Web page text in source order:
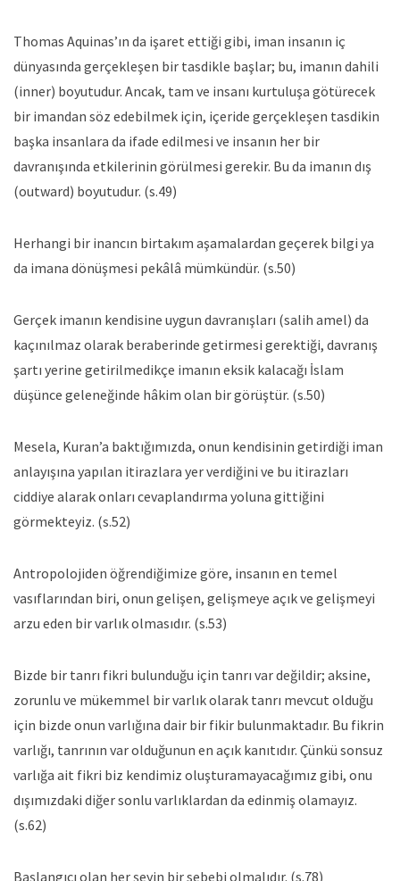
Thomas Aquinas’ın da işaret ettiği gibi, iman insanın iç
dünyasında gerçekleşen bir tasdikle başlar; bu, imanın dahili
(inner) boyutudur. Ancak, tam ve insanı kurtuluşa götürecek
bir imandan söz edebilmek için, içeride gerçekleşen tasdikin
başka insanlara da ifade edilmesi ve insanın her bir
davranışında etkilerinin görülmesi gerekir. Bu da imanın dış
(outward) boyutudur. (s.49)
Herhangi bir inancın birtakım aşamalardan geçerek bilgi ya
da imana dönüşmesi pekâlâ mümkündür. (s.50)
Gerçek imanın kendisine uygun davranışları (salih amel) da
kaçınılmaz olarak beraberinde getirmesi gerektiği, davranış
şartı yerine getirilmedikçe imanın eksik kalacağı İslam
düşünce geleneğinde hâkim olan bir görüştür. (s.50)
Mesela, Kuran’a baktığımızda, onun kendisinin getirdiği iman
anlayışına yapılan itirazlara yer verdiğini ve bu itirazları
ciddiye alarak onları cevaplandırma yoluna gittiğini
görmekteyiz. (s.52)
Antropolojiden öğrendiğimize göre, insanın en temel
vasıflarından biri, onun gelişen, gelişmeye açık ve gelişmeyi
arzu eden bir varlık olmasıdır. (s.53)
Bizde bir tanrı fikri bulunduğu için tanrı var değildir; aksine,
zorunlu ve mükemmel bir varlık olarak tanrı mevcut olduğu
için bizde onun varlığına dair bir fikir bulunmaktadır. Bu fikrin
varlığı, tanrının var olduğunun en açık kanıtıdır. Çünkü sonsuz
varlığa ait fikri biz kendimiz oluşturamayacağımız gibi, onu
dışımızdaki diğer sonlu varlıklardan da edinmiş olamayız.
(s.62)
Başlangıcı olan her şeyin bir sebebi olmalıdır. (s.78)